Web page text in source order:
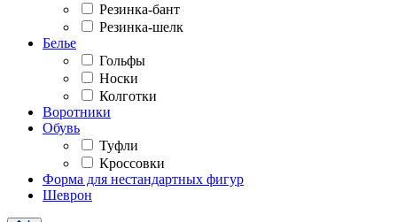
Резинка-бант
Резинка-шелк
Белье
Гольфы
Носки
Колготки
Воротники
Обувь
Туфли
Кроссовки
Форма для нестандартных фигур
Шеврон